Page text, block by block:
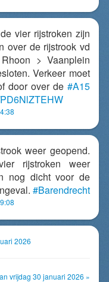
vier rijstroken zijn
over de rijstrook vd
> Vaanplein
Verkeer moet
door over de #A15
weer geopend.
rijstroken weer
nog dicht voor de
#Barendrecht
2026
vrijdag 30 januari 2026 »